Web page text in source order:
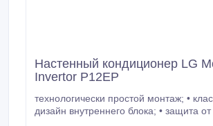
Настенный кондиционер LG
Invertor P12EP
технологически простой монтаж; • классический
дизайн внутреннего блока; • защита от скачков